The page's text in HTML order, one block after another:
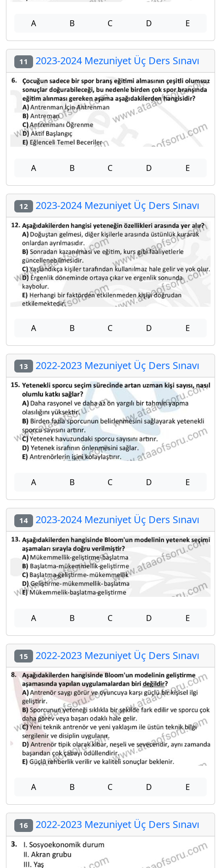
A B C D E
11 2023-2024 Mezuniyet Üç Ders Sınavı
A B C D E
12 2023-2024 Mezuniyet Üç Ders Sınavı
A B C D E
13 2022-2023 Mezuniyet Üç Ders Sınavı
A B C D E
14 2023-2024 Mezuniyet Üç Ders Sınavı
A B C D E
15 2022-2023 Mezuniyet Üç Ders Sınavı
A B C D E
16 2022-2023 Mezuniyet Üç Ders Sınavı